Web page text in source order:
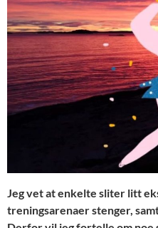
Jeg vet at enkelte sliter litt
treningsarenaer stenger,